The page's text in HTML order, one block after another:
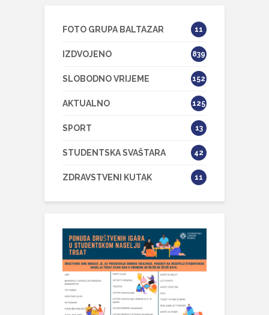
FOTO GRUPA BALTAZAR 11
IZDVOJENO 839
SLOBODNO VRIJEME 152
AKTUALNO 125
SPORT 13
STUDENTSKA SVAŠTARA 42
ZDRAVSTVENI KUTAK 11